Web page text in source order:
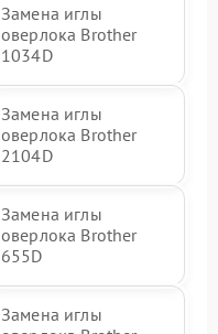
Замена иглы
оверлока Brother
1034D
Замена иглы
оверлока Brother
2104D
Замена иглы
оверлока Brother
655D
Замена иглы